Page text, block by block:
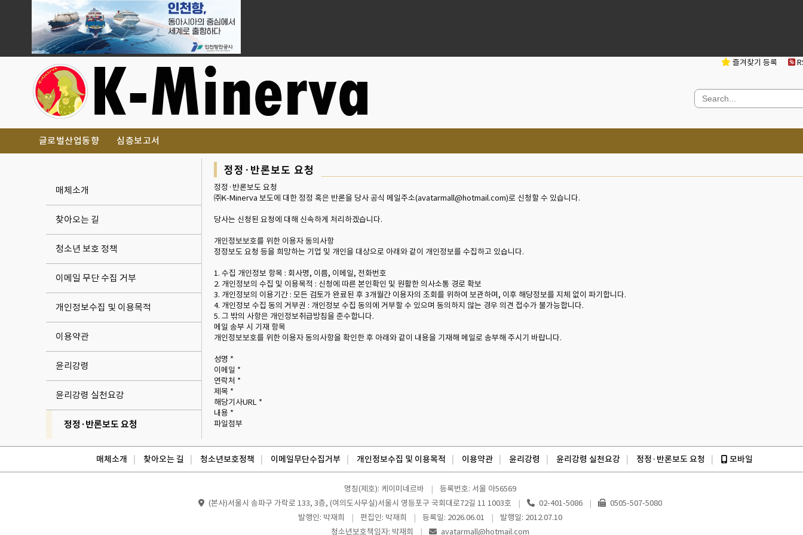
즐겨찾기 등록
글로벌산업동향 심층보고서
매체소개
찾아오는 길
청소년 보호 정책
이메일 무단 수집 거부
개인정보수집 및 이용목적
이용약관
윤리강령
윤리강령 실천요강
정정·반론보도 요청
정정·반론보도 요청
정정·반론보도 요청
㈜K-Minerva 보도에 대한 정정 혹은 반론을 당사 공식 메일주소(avatarmall@hotmail.com)로 신청할 수 있습니다.
당사는 신청된 요청에 대해 신속하게 처리하겠습니다.
개인정보보호를 위한 이용자 동의사항
정정보도 요청 등을 희망하는 기업 및 개인을 대상으로 아래와 같이 개인정보를 수집하고 있습니다.
1. 수집 개인정보 항목 : 회사명, 이름, 이메일, 전화번호
2. 개인정보의 수집 및 이용목적 : 신청에 따른 본인확인 및 원활한 의사소통 경로 확보
3. 개인정보의 이용기간 : 모든 검토가 완료된 후 3개월간 이용자의 조회를 위하여 보관하며, 이후 해당정보를 지체 없이 파기합니다.
4. 개인정보 수집 동의 거부권 : 개인정보 수집 동의에 거부할 수 있으며 동의하지 않는 경우 의견 접수가 불가능합니다.
5. 그 밖의 사항은 개인정보취급방침을 준수합니다.
메일 송부 시 기재 항목
개인정보보호를 위한 이용자 동의사항을 확인한 후 아래와 같이 내용을 기재해 메일로 송부해 주시기 바랍니다.
성명 *
이메일 *
연락처 *
제목 *
해당기사URL *
내용 *
파일첨부
매체소개 찾아오는 길 청소년보호정책 이메일무단수집거부 개인정보수집 및 이용목적 이용약관 윤리강령 윤리강령 실천요강 정정·반론보도 요청 모바일
명칭(제호): 케이미네르바
등록번호: 서울 아56569
(본사)서울시 송파구 가락로 133, 3층, (여의도사무실)서울시 영등포구 국회대로72길 11 1003호
02-401-5086
0505-507-5080
발행인: 박재희
편집인: 박재희 등록일: 2026.06.01
발행일: 2012.07.10
청소년보호책임자: 박재희
avatarmall@hotmail.com